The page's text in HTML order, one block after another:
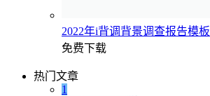
2022年i背调背景调查报告模板
免费下载
热门文章
1